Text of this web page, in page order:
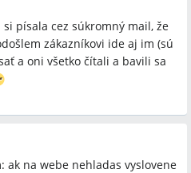
písala cez súkromný mail, že
zákazníkovi ide aj im (sú
a oni všetko čítali a bavili sa
ak na webe nehladas vyslovene